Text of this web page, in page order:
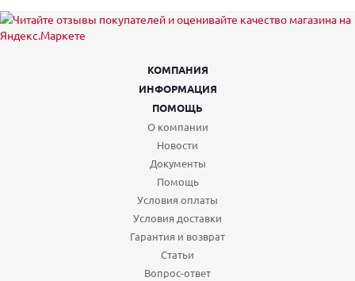
КОМПАНИЯ
ИНФОРМАЦИЯ
ПОМОЩЬ
О компании
Новости
Документы
Помощь
Условия оплаты
Условия доставки
Гарантия и возврат
Статьи
Вопрос-ответ